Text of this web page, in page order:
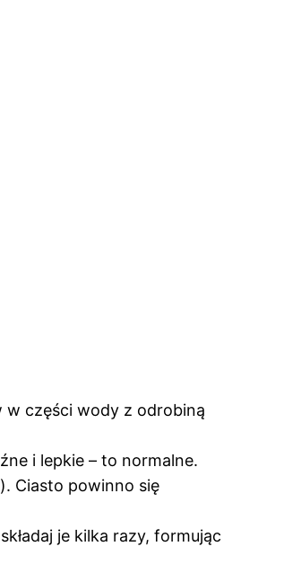
w części wody z odrobiną
i lepkie – to normalne.
Ciasto powinno się
je kilka razy, formując